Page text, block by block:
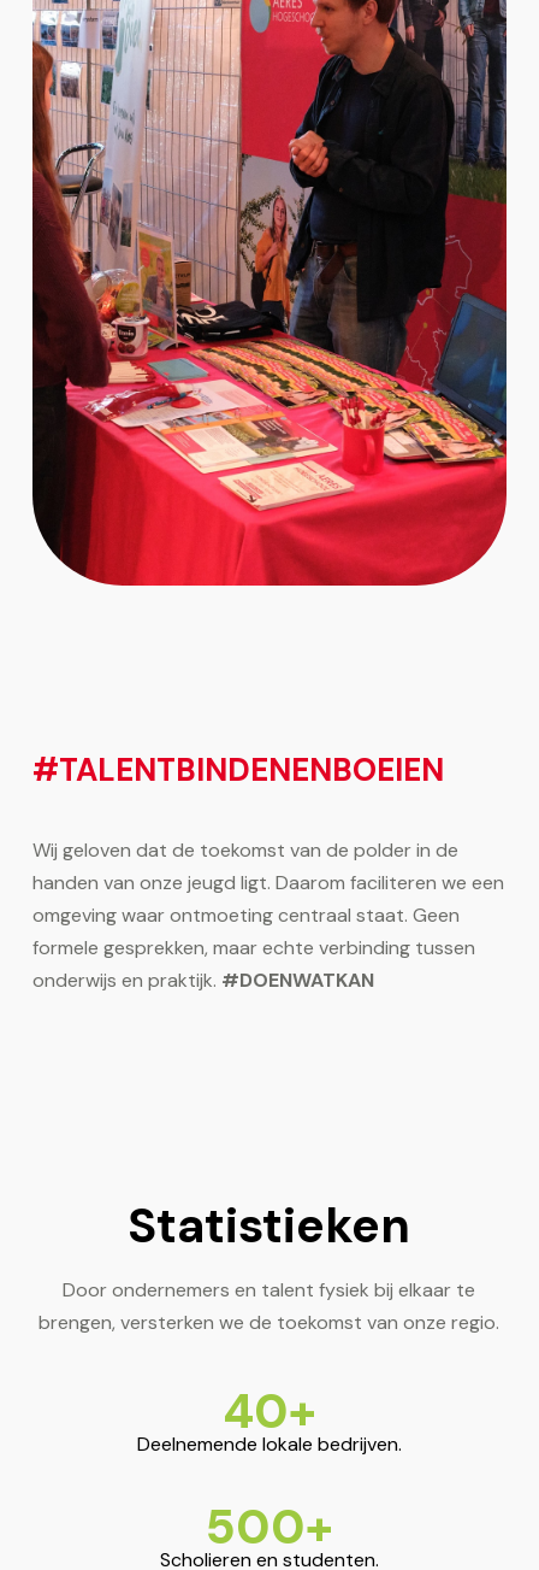
#TALENTBINDENENBOEIEN
Wij geloven dat de toekomst van de polder in de
handen van onze jeugd ligt. Daarom faciliteren we een
omgeving waar ontmoeting centraal staat. Geen
formele gesprekken, maar echte verbinding tussen
onderwijs en praktijk. #DOENWATKAN
Statistieken
Door ondernemers en talent fysiek bij elkaar te
brengen, versterken we de toekomst van onze regio.
40+
Deelnemende lokale bedrijven.
500+
Scholieren en studenten.